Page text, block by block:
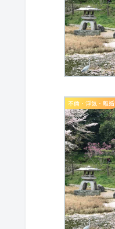
不倫・浮気・離婚